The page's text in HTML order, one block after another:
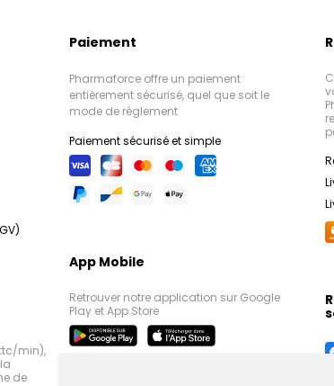
min),
de
Paiement
Pharmaforce offre un paiement
entièrement sécurisé, quel que soit le
mode de règlement
Paiement sécurisé et simple
App Mobile
Retrouver notre application sur Google
Play et App Store